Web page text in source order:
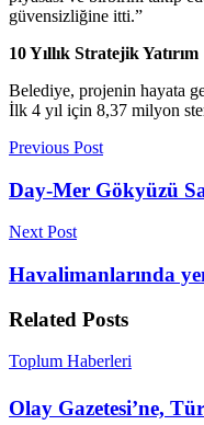
güvensizliğine itti.”
10 Yıllık Stratejik Yatırım
Belediye, projenin hayata
İlk 4 yıl için 8,37 milyon
Previous Post
Day-Mer Gökyüzü
Next Post
Havalimanlarında
Related Posts
Toplum Haberleri
Olay Gazetesi’ne,